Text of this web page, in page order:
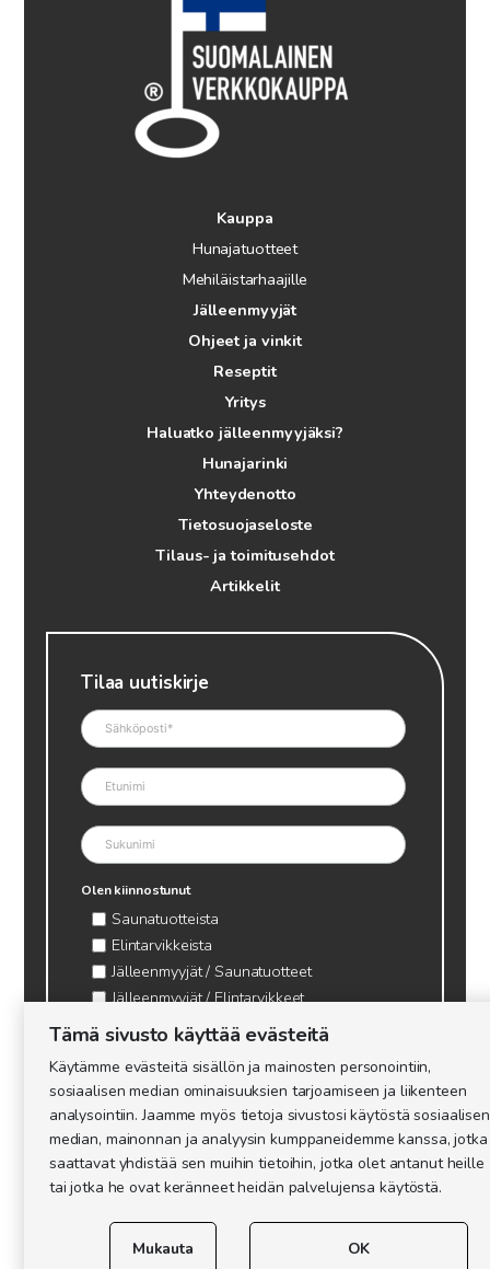
Kauppa
Hunajatuotteet
Mehiläistarhaajille
Jälleenmyyjät
Ohjeet ja vinkit
Reseptit
Yritys
Haluatko jälleenmyyjäksi?
Hunajarinki
Yhteydenotto
Tietosuojaseloste
Tilaus- ja toimitusehdot
Artikkelit
Tilaa uutiskirje
Olen kiinnostunut
Saunatuotteista
Elintarvikkeista
Jälleenmyyjät / Saunatuotteet
Jälleenmyyjät / Elintarvikkeet
Kynttilätarvikkeet & mehiläisvaha
Mehiläistarvikkeet
Ajankohtaista & tietopaketit tarhaajalle
Tämä sivusto käyttää evästeitä
Käytämme evästeitä sisällön ja mainosten personointiin,
sosiaalisen median ominaisuuksien tarjoamiseen ja liikenteen
analysointiin. Jaamme myös tietoja sivustosi käytöstä sosiaalisen
median, mainonnan ja analyysin kumppaneidemme kanssa, jotka
saattavat yhdistää sen muihin tietoihin, jotka olet antanut heille
tai jotka he ovat keränneet heidän palvelujensa käytöstä.
Mukauta OK